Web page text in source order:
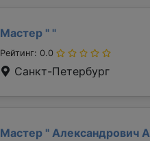
Мастер " "
Рейтинг: 0.0
Санкт-Петербург
Мастер " Александрович